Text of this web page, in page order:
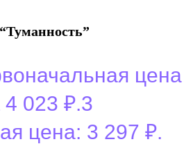
цена
4 023 ₽.3
цена: 3 297 ₽.